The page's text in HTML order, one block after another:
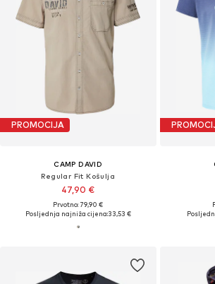
PROMOCIJA
CAMP DAVID
Regular Fit Košulja
47,90 €
Prvotno: 79,90 €
Posljednja najniža cijena:33,53 €